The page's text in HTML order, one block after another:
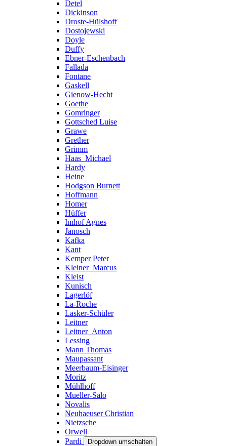
Detel
Dickinson
Droste-Hülshoff
Dostojewski
Doyle
Duffy
Ebner-Eschenbach
Fallada
Fontane
Gaskell
Gienow-Hecht
Goethe
Gomringer
Gottsched Luise
Grawe
Grether
Grimm
Haas_Michael
Hardy
Heine
Hodgson Burnett
Hoffmann
Homer
Hüffer
Imhof Agnes
Janosch
Kafka
Kant
Kemper Peter
Kleiner_Marcus
Kleist
Kunisch
Lagerlöf
La-Roche
Lasker-Schüler
Leitner
Leitner_Anton
Lessing
Mann Thomas
Maupassant
Meerbaum-Eisinger
Moritz
Mühlhoff
Mueller-Salo
Novalis
Neuhaeuser Christian
Nietzsche
Orwell
Pardi
Dropdown umschalten